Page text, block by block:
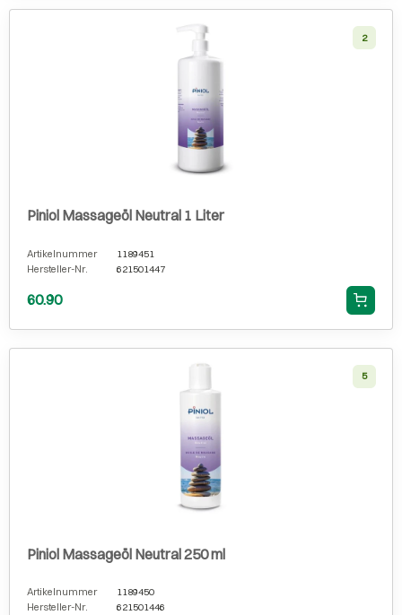
2
Piniol Massageöl Neutral 1 Liter
Artikelnummer
1189451
Hersteller-Nr.
621501447
60.90
5
Piniol Massageöl Neutral 250 ml
Artikelnummer
1189450
Hersteller-Nr.
621501446